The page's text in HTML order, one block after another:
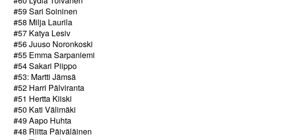
#59 Sari Soininen
#58 Milja Laurila
#57 Katya Lesiv
#56 Juuso Noronkoski
#55 Emma Sarpaniemi
#54 Sakari Piippo
#53: Martti Jämsä
#52 Harri Pälviranta
#51 Hertta Kiiski
#50 Kati Välimäki
#49 Aapo Huhta
#48 Riitta Päiväläinen